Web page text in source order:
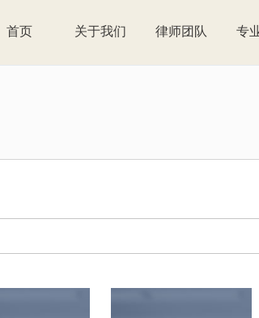
首页 关于我们 律师团队 专